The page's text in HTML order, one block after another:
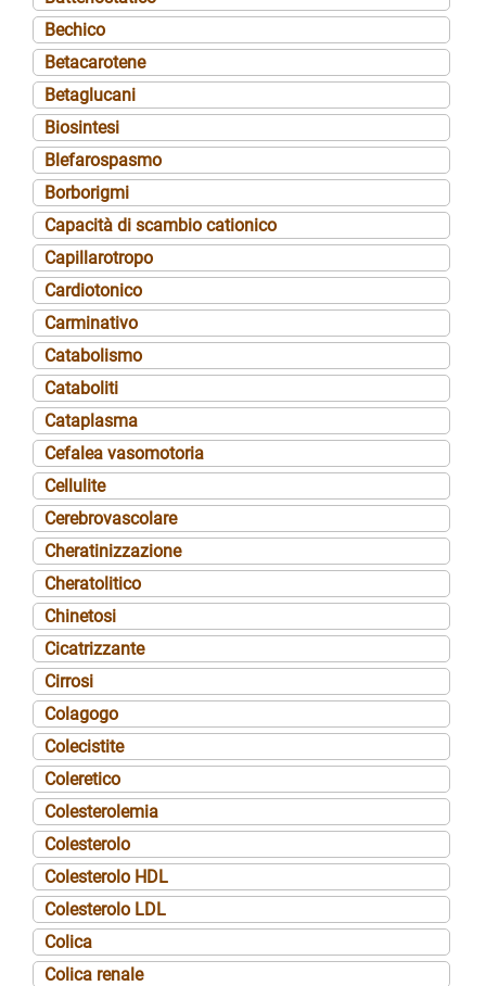
Bechico
Betacarotene
Betaglucani
Biosintesi
Blefarospasmo
Borborigmi
Capacità di scambio cationico
Capillarotropo
Cardiotonico
Carminativo
Catabolismo
Cataboliti
Cataplasma
Cefalea vasomotoria
Cellulite
Cerebrovascolare
Cheratinizzazione
Cheratolitico
Chinetosi
Cicatrizzante
Cirrosi
Colagogo
Colecistite
Coleretico
Colesterolemia
Colesterolo
Colesterolo HDL
Colesterolo LDL
Colica
Colica renale